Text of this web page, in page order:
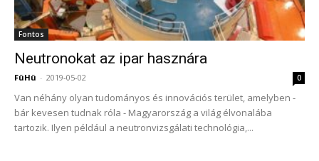
Fontos
Neutronokat az ipar hasznára
FüHü - 2019-05-02 0
Van néhány olyan tudományos és innovációs terület, amelyben -
bár kevesen tudnak róla - Magyarország a világ élvonalába
tartozik. Ilyen például a neutronvizsgálati technológia,...